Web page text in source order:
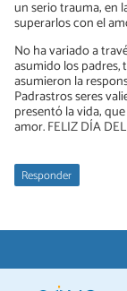
un serio trauma; en
superarlos con el
No ha variado a
asumido los
asumieron la
Padrastros seres
presentó la vida;
amor. FELIZ DÍA
Responder